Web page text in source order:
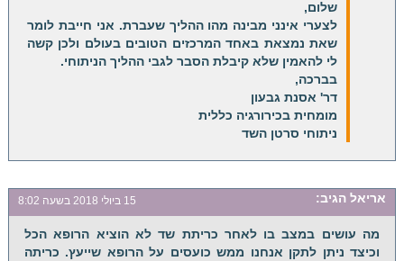
שלום,
לצערי אינני מבינה מהו ההליך שעברת. אני חייבת לומר
שאת נמצאת באחד המרכזים הטובים בעולם ולכן קשה
לי להאמין שלא קיבלת הסבר לגבי ההליך הניתוחי.
בברכה,
דר' אסנת גבעון
מומחית בכירורגיה כללית
ניתוחי סרטן השד
אריאל הגיב: 15 ביולי 2018 בשעה 8:02
מה עושים במצב בו לאחר כריתת שד לא הוציא הרופא הכל
וכיצד ניתן לתקן אנחנו ממש כועסים על הרופא שייעץ. כריתה